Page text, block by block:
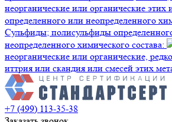
неорганические или органические этих
определенного или неопределенного
Сульфиды; полисульфиды
неопределенного химического состава:
неорганические или органические,
иттрия или скандия или смесей этих
+7 (499) 113-35-38